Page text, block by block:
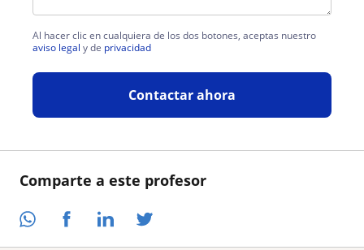
Comparte a este profesor
Al hacer clic en cualquiera de los dos botones, aceptas nuestro
aviso legal y de privacidad
Contactar ahora